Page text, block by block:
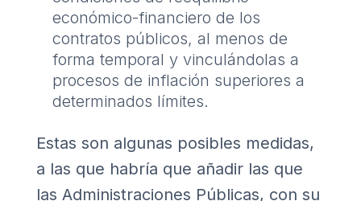
económico-financiero de los
contratos públicos, al menos de
forma temporal y vinculándolas a
procesos de inflación superiores a
determinados límites.
Estas son algunas posibles medidas,
a las que habría que añadir las que
las Administraciones Públicas, con su